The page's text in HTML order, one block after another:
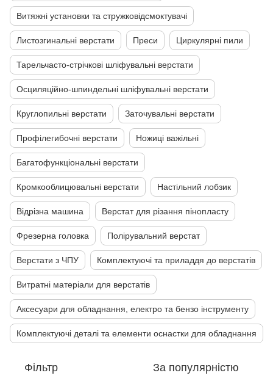
Витяжні установки та стружковідсмоктувачі
Листозгинальні верстати Преси Циркулярні пили
Тарельчасто-стрічкові шліфувальні верстати
Осциляційно-шпиндельні шліфувальні верстати
Круглопильні верстати Заточувальні верстати
Профілегибочні верстати Ножиці важільні
Багатофункціональні верстати
Кромкооблицювальні верстати Настільний лобзик
Відрізна машина Верстат для різання пінопласту
Фрезерна головка Полірувальний верстат
Верстати з ЧПУ Комплектуючі та приладдя до верстатів
Витратні матеріали для верстатів
Аксесуари для обладнання, електро та бензо інструменту
Комплектуючі деталі та елементи оснастки для обладнання
Фільтр За популярністю